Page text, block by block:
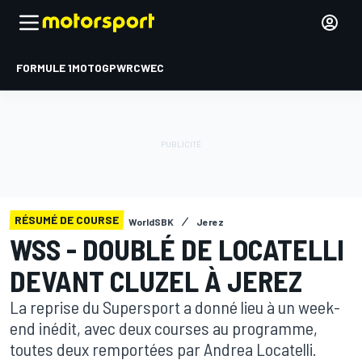
FORMULE 1MOTOGPWRCWEC
RÉSUMÉ DE COURSE WorldSBK Jerez
WSS - DOUBLÉ DE LOCATELLI
DEVANT CLUZEL À JEREZ
La reprise du Supersport a donné lieu à un week-
end inédit, avec deux courses au programme,
toutes deux remportées par Andrea Locatelli.